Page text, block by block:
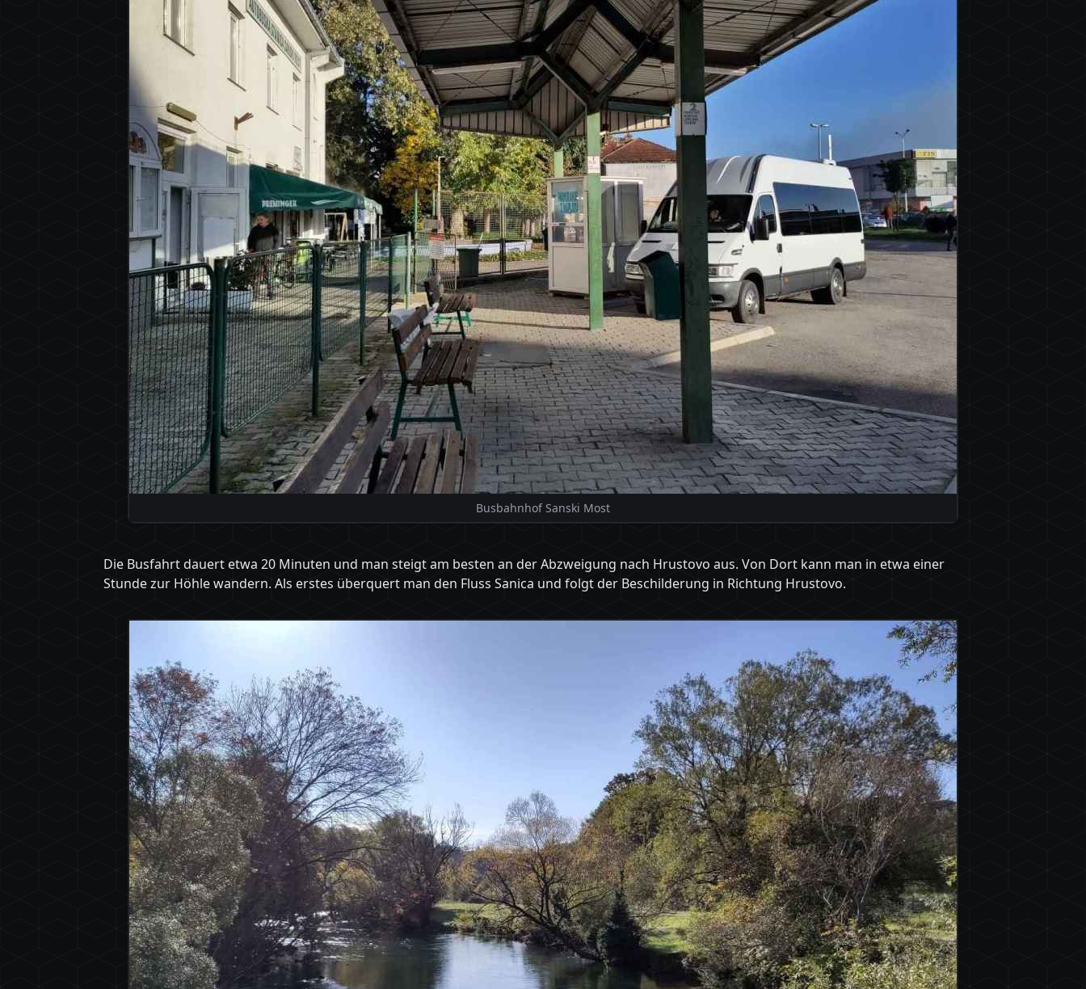
Busbahnhof Sanski Most
Die Busfahrt dauert etwa 20 Minuten und man steigt am besten an der Abzweigung nach Hrustovo aus. Von Dort kann man in etwa einer
Stunde zur Höhle wandern. Als erstes überquert man den Fluss Sanica und folgt der Beschilderung in Richtung Hrustovo.